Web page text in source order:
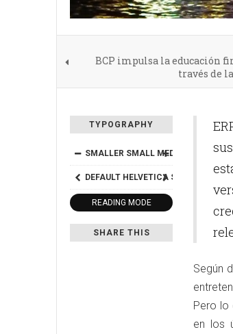
BCP impulsa la educación
través de
TYPOGRAPHY
SMALLER SMALL MEDIUM
DEFAULT HELVETICA SEGOE
READING MODE
SHARE THIS
Según
Pero lo
en los